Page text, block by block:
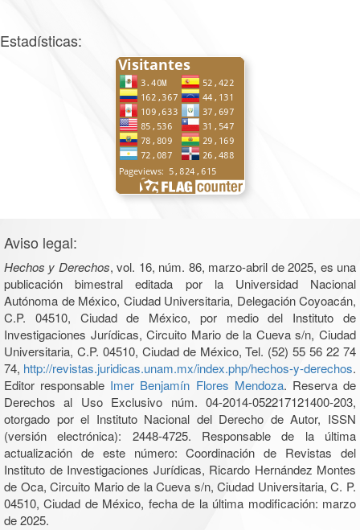
Estadísticas:
Aviso legal:
Hechos y Derechos, vol. 16, núm. 86, marzo-abril de 2025, es una
publicación bimestral editada por la Universidad Nacional
Autónoma de México, Ciudad Universitaria, Delegación Coyoacán,
C.P. 04510, Ciudad de México, por medio del Instituto de
Investigaciones Jurídicas, Circuito Mario de la Cueva s/n, Ciudad
Universitaria, C.P. 04510, Ciudad de México, Tel. (52) 55 56 22 74
74, http://revistas.juridicas.unam.mx/index.php/hechos-y-derechos.
Editor responsable Imer Benjamín Flores Mendoza. Reserva de
Derechos al Uso Exclusivo núm. 04-2014-052217121400-203,
otorgado por el Instituto Nacional del Derecho de Autor, ISSN
(versión electrónica): 2448-4725. Responsable de la última
actualización de este número: Coordinación de Revistas del
Instituto de Investigaciones Jurídicas, Ricardo Hernández Montes
de Oca, Circuito Mario de la Cueva s/n, Ciudad Universitaria, C. P.
04510, Ciudad de México, fecha de la última modificación: marzo
de 2025.